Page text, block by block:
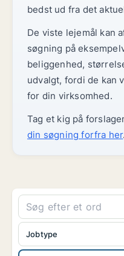
bedst ud fra det
De viste lejemål kan
søgning på
beliggenhed,
udvalgt, fordi de kan
for din virksomhed.
Tag et kig på
din søgning forfra her.
Jobtype